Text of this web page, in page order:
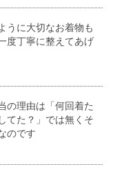
うに大切なお着物も
度丁寧に整えてあげ
の理由は「何回着た
てた？」では無くそ
のです